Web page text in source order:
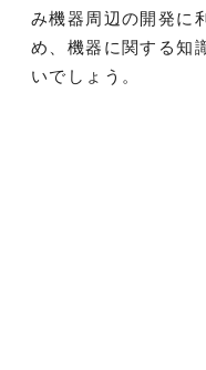
み機器周辺の開発に
め、機器に関する知
いでしょう。